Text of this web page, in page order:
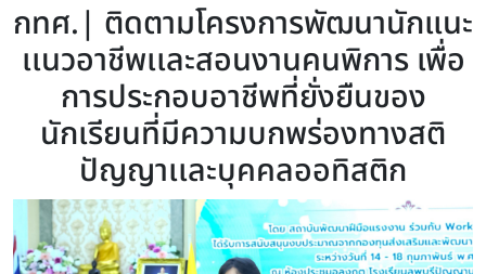
กทศ.| ติดตามโครงการพัฒนานักแนะ
เเนวอาชีพเเละสอนงานคนพิการ เพื่อ
การประกอบอาชีพที่ยั่งยืนของ
นักเรียนที่มีความบกพร่องทางสติ
ปัญญาเเละบุคคลออทิสติก